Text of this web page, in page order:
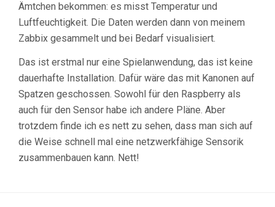
Ämtchen bekommen: es misst Temperatur und
Luftfeuchtigkeit. Die Daten werden dann von meinem
Zabbix gesammelt und bei Bedarf visualisiert.
Das ist erstmal nur eine Spielanwendung, das ist keine
dauerhafte Installation. Dafür wäre das mit Kanonen auf
Spatzen geschossen. Sowohl für den Raspberry als
auch für den Sensor habe ich andere Pläne. Aber
trotzdem finde ich es nett zu sehen, dass man sich auf
die Weise schnell mal eine netzwerkfähige Sensorik
zusammenbauen kann. Nett!